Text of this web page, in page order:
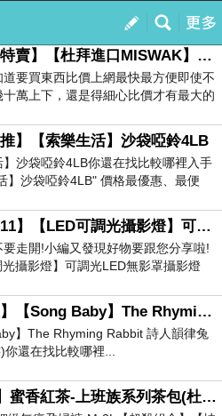
我的
訂閱
【雙十一特賣】【杜拜進口MISWAK】即期特賣-刷牙樹亮白抗敏牙膏(150克加贈牙刷6入特惠組)↓首賣↓
要買東西比價上網最快最方便即使不
萬上下，還是得細心比價才有最大的
...
推】【索樂生活】沙袋啞鈴4LB
】沙袋啞鈴4LB你還在找比較哪裡入手
】沙袋啞鈴4LB" 價格最優惠、最便
【超殺雙11】【LED可調光攝影燈】可調光LED無影罩攝影燈(LED攝影燈)★限時搶買
要走開!小編又發現好物要跟您分享啦!
光攝影燈】可調光LED無影罩攝影燈
【熱賣款】【Song Baby】The Rhyming Rabbit 詩人韻律兔(故事CD書)
】The Rhyming Rabbit 詩人韻律兔
還在找比較哪裡...
【好康日報】【茗山茶賞】蜜香紅茶-上班族系列茶包(杜絕發呆 3g-30包)↘全館最熱↘